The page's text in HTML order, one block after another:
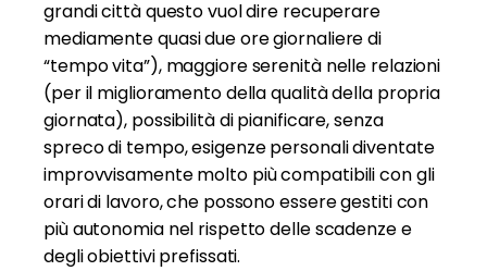
grandi città questo vuol dire recuperare
mediamente quasi due ore giornaliere di
“tempo vita”), maggiore serenità nelle relazioni
(per il miglioramento della qualità della propria
giornata), possibilità di pianificare, senza
spreco di tempo, esigenze personali diventate
improvvisamente molto più compatibili con gli
orari di lavoro, che possono essere gestiti con
più autonomia nel rispetto delle scadenze e
degli obiettivi prefissati.